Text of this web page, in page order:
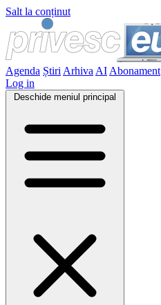
Salt la conținut
Agenda Știri Arhiva AI Abonament
Log in
Deschide meniul principal